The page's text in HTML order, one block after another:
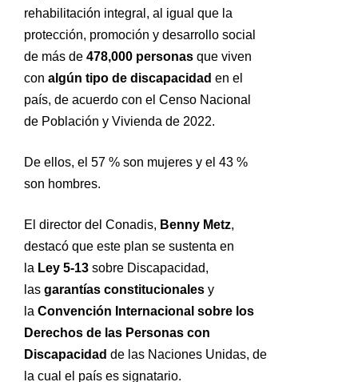
rehabilitación integral, al igual que la
protección, promoción y desarrollo social
de más de 478,000 personas que viven
con algún tipo de discapacidad en el
país, de acuerdo con el Censo Nacional
de Población y Vivienda de 2022.
De ellos, el 57 % son mujeres y el 43 %
son hombres.
El director del Conadis, Benny Metz,
destacó que este plan se sustenta en
la Ley 5-13 sobre Discapacidad,
las garantías constitucionales y
la Convención Internacional sobre los
Derechos de las Personas con
Discapacidad de las Naciones Unidas, de
la cual el país es signatario.